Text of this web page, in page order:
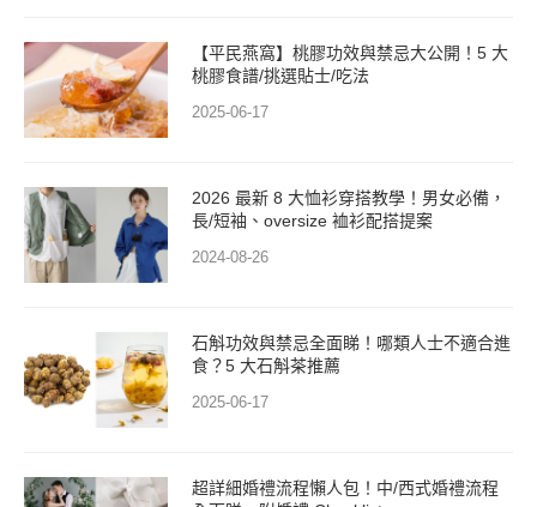
【平民燕窩】桃膠功效與禁忌大公開！5 大
桃膠食譜/挑選貼士/吃法
2025-06-17
2026 最新 8 大恤衫穿搭教學！男女必備，
長/短袖、oversize 裇衫配搭提案
2024-08-26
石斛功效與禁忌全面睇！哪類人士不適合進
食？5 大石斛茶推薦
2025-06-17
超詳細婚禮流程懶人包！中/西式婚禮流程